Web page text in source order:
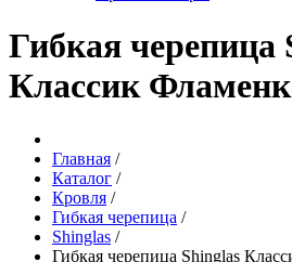
Гибкая черепица
Классик
Главная /
Каталог /
Кровля /
Гибкая черепица /
Shinglas /
Гибкая черепица Shinglas